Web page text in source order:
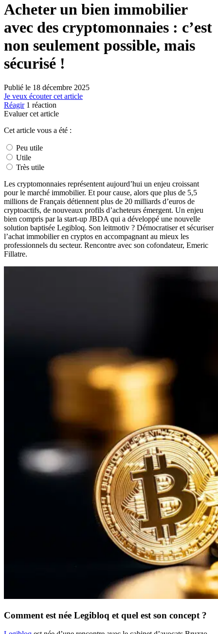
Acheter un bien immobilier
avec des cryptomonnaies : c’est
non seulement possible, mais
sécurisé !
Publié le 18 décembre 2025
Je veux écouter cet article
Réagir 1 réaction
Evaluer cet article
Cet article vous a été :
Peu utile
Utile
Très utile
Les cryptomonnaies représentent aujourd’hui un enjeu croissant
pour le marché immobilier. Et pour cause, alors que plus de 5,5
millions de Français détiennent plus de 20 milliards d’euros de
cryptoactifs, de nouveaux profils d’acheteurs émergent. Un enjeu
bien compris par la start-up JBDA qui a développé une nouvelle
solution baptisée Legibloq. Son leitmotiv ? Démocratiser et sécuriser
l’achat immobilier en cryptos en accompagnant au mieux les
professionnels du secteur. Rencontre avec son cofondateur, Emeric
Fillatre.
Comment est née Legibloq et quel est son concept ?